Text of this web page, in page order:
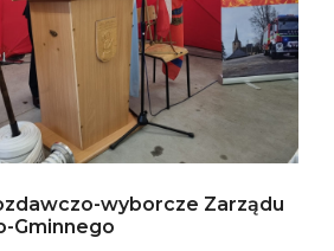
wyborcze Zarządu
Gminnego